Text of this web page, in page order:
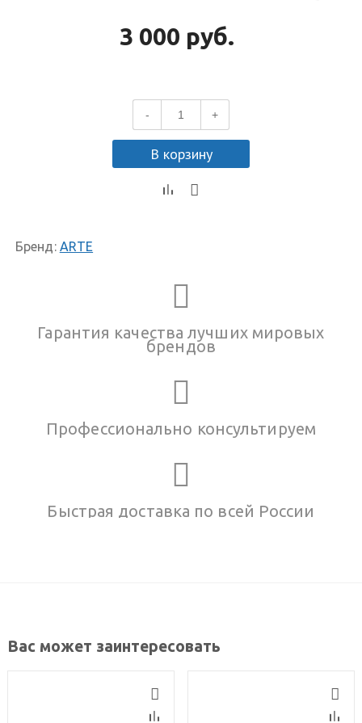
3 000 руб.
- +
В корзину
Бренд: ARTE
Гарантия качества лучших мировых
брендов
Профессионально консультируем
Быстрая доставка по всей России
Вас может заинтересовать